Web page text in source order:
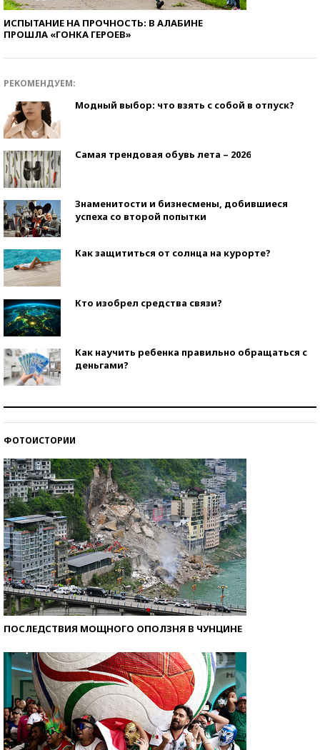
ИСПЫТАНИЕ НА ПРОЧНОСТЬ: В АЛАБИНЕ
ПРОШЛА «ГОНКА ГЕРОЕВ»
РЕКОМЕНДУЕМ:
Модный выбор: что взять с собой в отпуск?
Самая трендовая обувь лета – 2026
Знаменитости и бизнесмены, добившиеся
успеха со второй попытки
Как защититься от солнца на курорте?
Кто изобрел средства связи?
Как научить ребенка правильно обращаться с
деньгами?
ФОТОИСТОРИИ
ПОСЛЕДСТВИЯ МОЩНОГО ОПОЛЗНЯ В ЧУНЦИНЕ